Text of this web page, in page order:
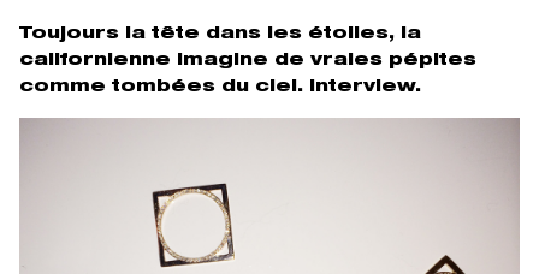
Toujours la tête dans les étoiles, la
californienne imagine de vraies pépites
comme tombées du ciel. Interview.